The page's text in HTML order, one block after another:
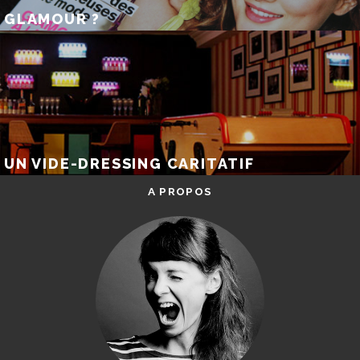
GLAMOUR ?
UN VIDE-DRESSING CARITATIF
A PROPOS